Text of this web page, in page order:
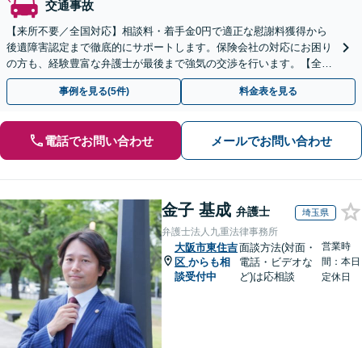
交通事故
【来所不要／全国対応】相談料・着手金0円で適正な慰謝料獲得から
後遺障害認定まで徹底的にサポートします。保険会社の対応にお困り
の方も、経験豊富な弁護士が最後まで強気の交渉を行います。【全国
13拠点】お気軽にご相談ください。
事例を見る(5件) 料金表を見る
電話でお問い合わせ メールでお問い合わせ
金子 基成 弁護士 埼玉県
弁護士法人九重法律事務所
大阪市東住吉
区 からも相
談受付中
面談方法(対面・
電話・ビデオな
ど)は応相談
営業時
間：本日
定休日